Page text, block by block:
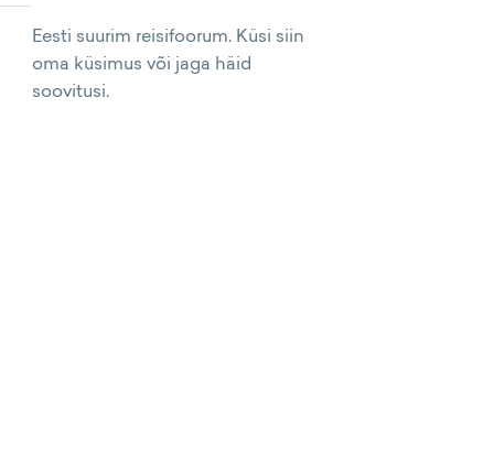
Eesti suurim reisifoorum. Küsi siin
oma küsimus või jaga häid
soovitusi.